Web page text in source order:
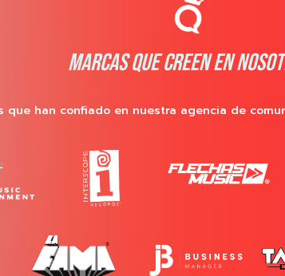
MARCAS QUE CREEN EN
que han confiado en nuestra agencia de